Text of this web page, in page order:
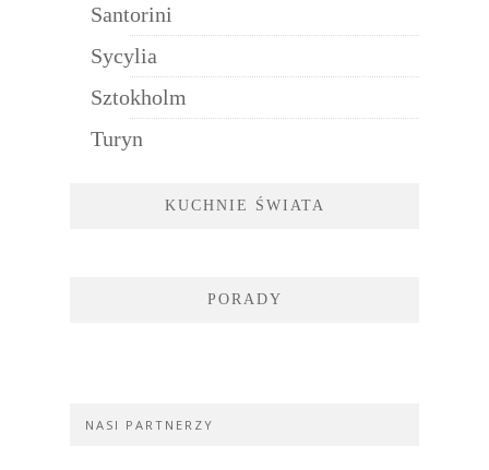
Santorini
Sycylia
Sztokholm
Turyn
KUCHNIE ŚWIATA
PORADY
NASI PARTNERZY